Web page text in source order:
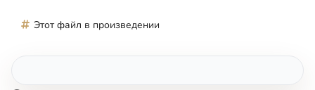
Этот файл в произведении